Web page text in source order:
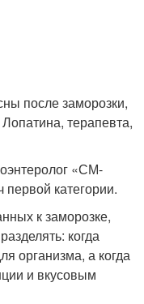
после заморозки,
терапевта,
«СМ-
первой категории.
к заморозке,
когда
организма, а когда
и вкусовым